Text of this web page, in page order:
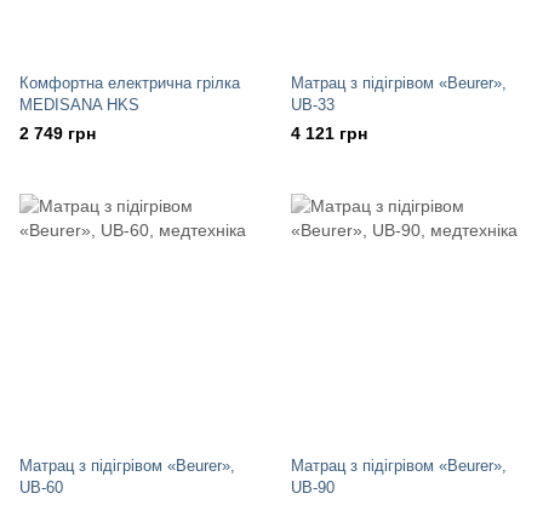
Комфортна електрична грілка
MEDISANA HKS
2 749 грн
Матрац з підігрівом «Beurer»,
UB-33
4 121 грн
Матрац з підігрівом «Beurer»,
UB-60
Матрац з підігрівом «Beurer»,
UB-90